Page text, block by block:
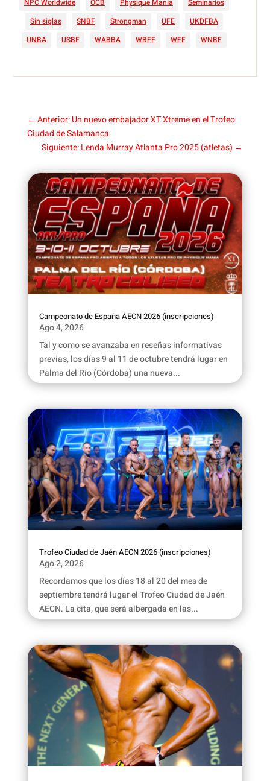
NPC Worldwide
OCB Physique Mania
Seminarios
Sin siglas
SNBF Strongman UFE
UKDFBA
UNBA
USBF WABBA WBFF WFF WNBF
← Anterior: Un nuevo embajador XT Xtreme en el Trofeo
Ciudad de Salamanca
Siguiente: Lenda Murray Atlanta Pro 2025 (atletas) →
Campeonato de España AECN 2026 (inscripciones)
Ago 4, 2026
Tal y como se avanzaba en reseñas informativas
previas, los días 9 al 11 de octubre tendrá lugar en
Palma del Río (Córdoba) una nueva...
Trofeo Ciudad de Jaén AECN 2026 (inscripciones)
Ago 2, 2026
Recordamos que los días 18 al 20 del mes de
septiembre tendrá lugar el Trofeo Ciudad de Jaén
AECN. La cita, que será albergada en las...